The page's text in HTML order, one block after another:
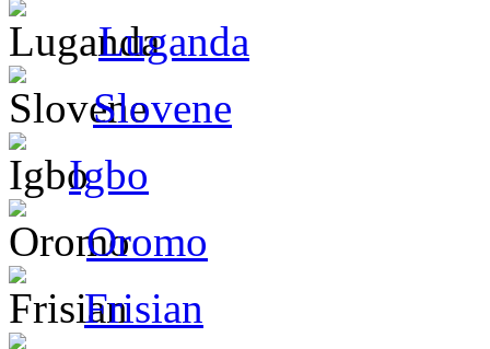
Luganda
Slovene
Igbo
Oromo
Frisian